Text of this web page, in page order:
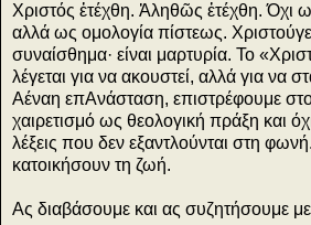
Χριστός ἐτέχθη. Ἀληθῶς ἐτέχθη. Όχι
αλλά ως ομολογία πίστεως.
συναίσθημα· είναι μαρτυρία. Το
λέγεται για να ακουστεί, αλλά για να
Αέναη επΑνάσταση, επιστρέφουμε
χαιρετισμό ως θεολογική πράξη και
λέξεις που δεν εξαντλούνται στη
κατοικήσουν τη ζωή.
Ας διαβάσουμε και ας συζητήσουμε